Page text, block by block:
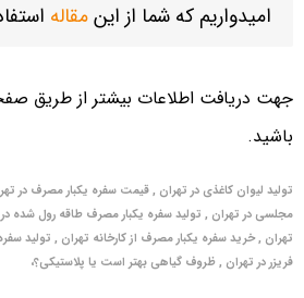
امیدواریم که شما از اینمقاله
جهت دریافت اطلاعات بیشتر از طریق
باشید.
تولید لیوان کاغذی در تهران , قیمت سفره یکبار مصرف در
مجلسی در تهران , تولید سفره یکبار مصرف طاقه رول شده در
تهران , خرید سفره یکبار مصرف از کارخانه تهران , تولید
فریزر در تهران , ظروف گیاهی بهتر است یا پلاستیکی؟،